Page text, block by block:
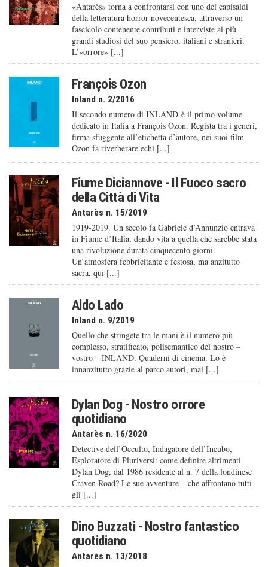
«Antarès» torna a confrontarsi con uno dei capisaldi
della letteratura horror novecentesca, attraverso un
fascicolo contenente contributi e interviste ai più
grandi studiosi del suo pensiero, italiani e stranieri.
L’«orrore» [...]
François Ozon
Inland n. 2/2016
Il secondo numero di INLAND è il primo volume
dedicato in Italia a François Ozon. Regista tra i generi,
firma sfuggente all’etichetta d’autore, nei suoi film
Ozon fa riverberare echi [...]
Fiume Diciannove - Il Fuoco sacro
della Città di Vita
Antarès n. 15/2019
1919-2019. Un secolo fa Gabriele d’Annunzio entrava
in Fiume d’Italia, dando vita a quella che sarebbe stata
una rivoluzione durata cinquecento giorni.
Un’atmosfera febbricitante e festosa, ma anzitutto
sacra, qui [...]
Aldo Lado
Inland n. 9/2019
Quello che stringete tra le mani è il numero più
complesso, stratificato, polisemantico del nostro –
vostro – INLAND. Quaderni di cinema. Lo è
innanzitutto grazie al parco autori, mai [...]
Dylan Dog - Nostro orrore
quotidiano
Antarès n. 16/2020
Detective dell’Occulto, Indagatore dell’Incubo,
Esploratore di Pluriversi: come definire altrimenti
Dylan Dog, dal 1986 residente al n. 7 della londinese
Craven Road? Le sue avventure – che affrontano tutti
gli [...]
Dino Buzzati - Nostro fantastico
quotidiano
Antarès n. 13/2018